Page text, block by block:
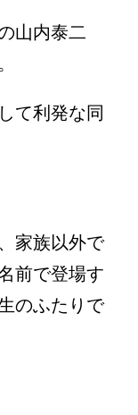
山内泰二
て利発な同
家族以外で
前で登場す
のふたりで